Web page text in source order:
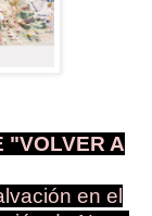
"VOLVER A
en el